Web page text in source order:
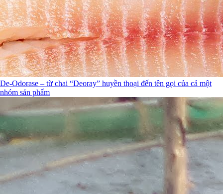
De-Odorase – từ chai “Deoray” huyền thoại đến tên gọi của cả một
nhóm sản phẩm